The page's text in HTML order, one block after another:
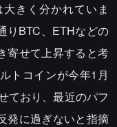
きく分かれていま
りBTC、ETHなどの
寄せて上昇すると考
トコインが今年1月
ており、最近のパフ
発に過ぎないと指摘